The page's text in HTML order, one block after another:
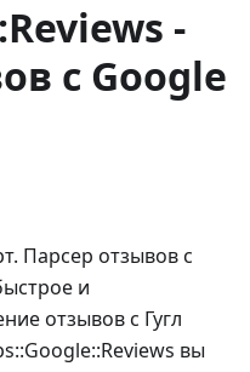
-
с Google
Парсер отзывов с
и
отзывов с Гугл
вы